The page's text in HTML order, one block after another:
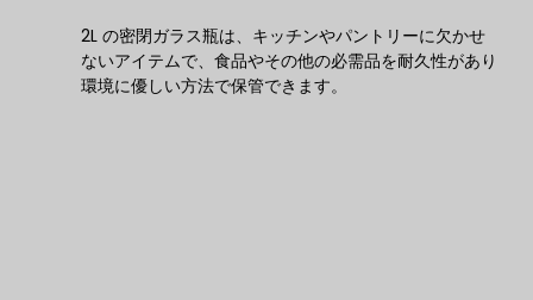
2L の密閉ガラス瓶は、キッチンやパントリーに欠かせ
ないアイテムで、食品やその他の必需品を耐久性があり
環境に優しい方法で保管できます。